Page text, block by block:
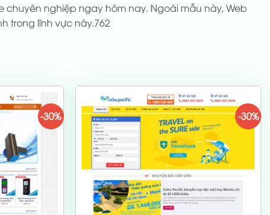
nghiệp ngay hôm nay. Ngoài mẫu này, Web
trong lĩnh vực này.762
-30% -30%